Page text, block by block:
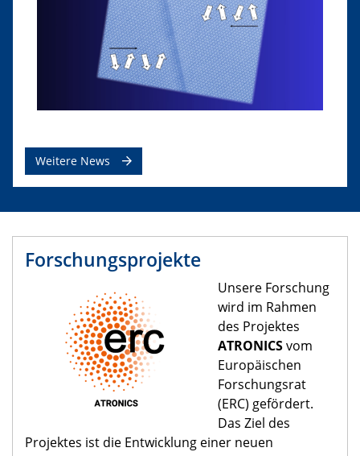
Weitere News
Forschungsprojekte
​Unsere Forschung
wird im Rahmen
des Projektes
ATRONICSvom
Europäischen
Forschungsrat
(ERC) gefördert.
Das Ziel des
Projektes ist die Entwicklung einer neuen